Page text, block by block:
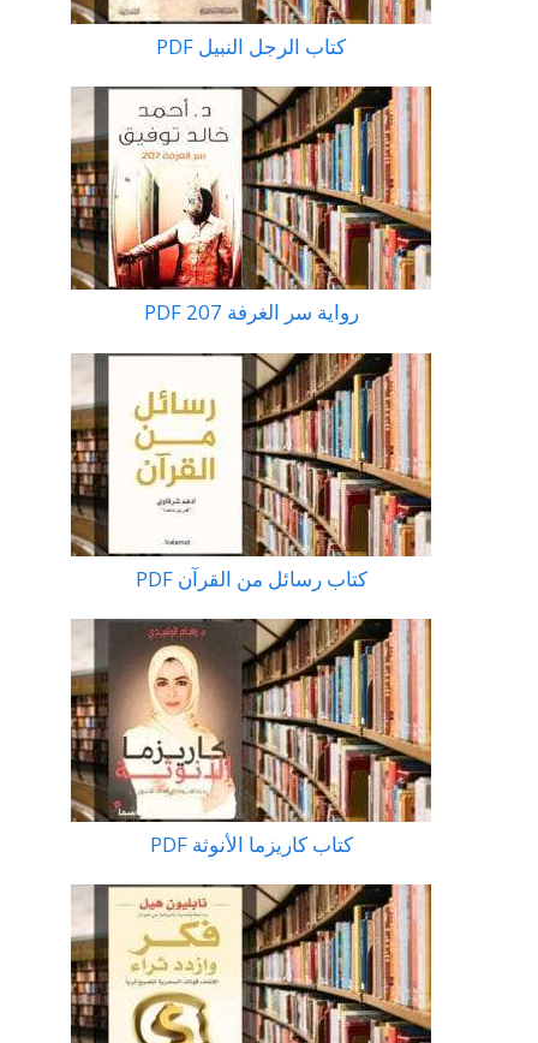
كتاب الرجل النبيل PDF
رواية سر الغرفة 207 PDF
كتاب رسائل من القرآن PDF
كتاب كاريزما الأنوثة PDF